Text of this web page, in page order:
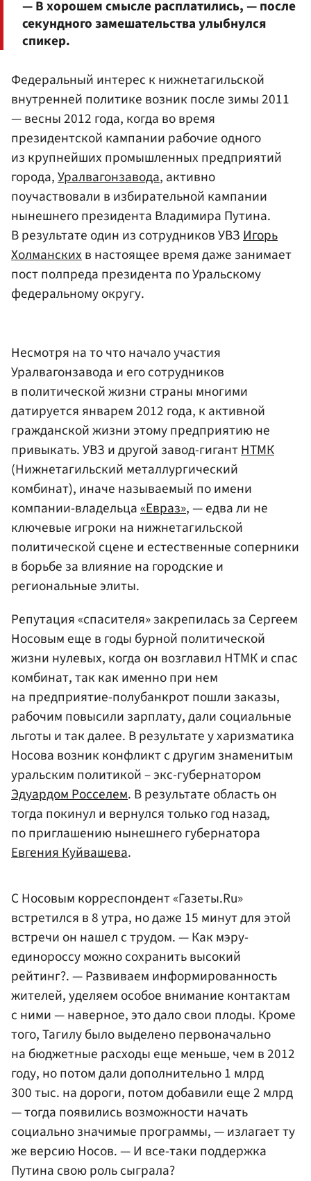
— В хорошем смысле расплатились, — после
секундного замешательства улыбнулся
спикер.
Федеральный интерес к нижнетагильской
внутренней политике возник после зимы 2011
— весны 2012 года, когда во время
президентской кампании рабочие одного
из крупнейших промышленных предприятий
города,Уралвагонзавода, активно
поучаствовали в избирательной кампании
нынешнего президента Владимира Путина.
В результате один из сотрудников УВЗИгорь
Холманскихв настоящее время даже занимает
пост полпреда президента по Уральскому
федеральному округу.
Несмотря на то что начало участия
Уралвагонзавода и его сотрудников
в политической жизни страны многими
датируется январем 2012 года, к активной
гражданской жизни этому предприятию не
привыкать. УВЗ и другой завод-гигантНТМК
(Нижнетагильский металлургический
комбинат), иначе называемый по имени
компании-владельца«Евраз», — едва ли не
ключевые игроки на нижнетагильской
политической сцене и естественные соперники
в борьбе за влияние на городские и
региональные элиты.
Репутация «спасителя» закрепилась за Сергеем
Носовым еще в годы бурной политической
жизни нулевых, когда он возглавил НТМК и спас
комбинат, так как именно при нем
на предприятие-полубанкрот пошли заказы,
рабочим повысили зарплату, дали социальные
льготы и так далее. В результате у харизматика
Носова возник конфликт с другим знаменитым
уральским политикой – экс-губернатором
Эдуардом Росселем. В результате область он
тогда покинул и вернулся только год назад,
по приглашению нынешнего губернатора
Евгения Куйвашева.
С Носовым корреспондент «Газеты.Ru»
встретился в 8 утра, но даже 15 минут для этой
встречи он нашел с трудом. — Как мэру-
единороссу можно сохранить высокий
рейтинг?. — Развиваем информированность
жителей, уделяем особое внимание контактам
с ними — наверное, это дало свои плоды. Кроме
того, Тагилу было выделено первоначально
на бюджетные расходы еще меньше, чем в 2012
году, но потом дали дополнительно 1 млрд
300 тыс. на дороги, потом добавили еще 2 млрд
— тогда появились возможности начать
социально значимые программы, — излагает ту
же версию Носов. — И все-таки поддержка
Путина свою роль сыграла?